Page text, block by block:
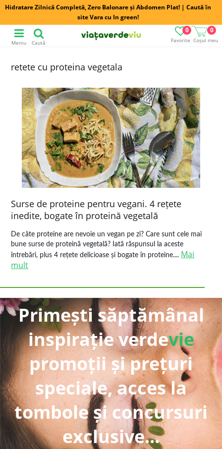
Hidratare Zilnică Completă, Zero Balonare și Abdomen Plat! | Caută în
site Vara cu In green!
Favorite
0
Coșul meu
0
Meniu Caută
retete cu proteina vegetala
Surse de proteine pentru vegani. 4 rețete
inedite, bogate în proteină vegetală
De câte proteine are nevoie un vegan pe zi? Care sunt cele mai
bune surse de proteină vegetală? Iată răspunsul la aceste
întrebări, plus 4 rețete delicioase și bogate în proteine.... Mai
mult
Primești săptămânal
inspirație verdevie
promoții și prețuri
speciale, acces la
tombole și concursuri
exclusive...